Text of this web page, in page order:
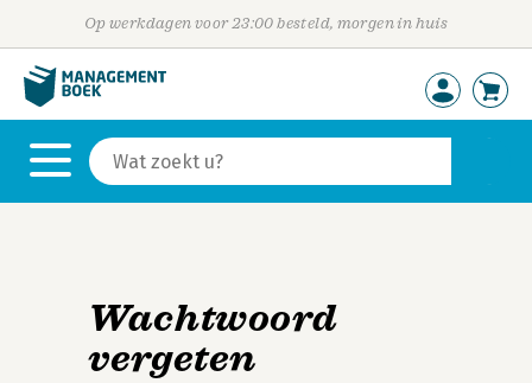
Op werkdagen voor 23:00 besteld, morgen in huis
Wachtwoord
vergeten